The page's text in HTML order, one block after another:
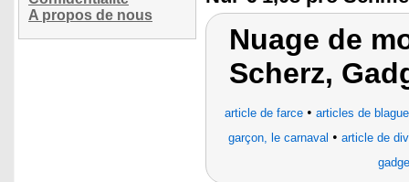
A propos de nous
Nuage de
Scherz,
article de farce• articles de
garçon, le carnaval • article de